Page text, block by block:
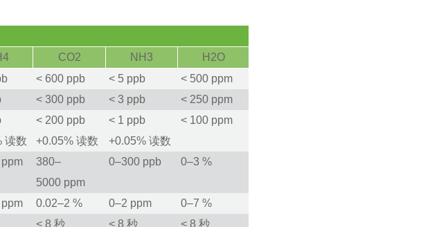
4 CO2 NH 3 H 2O
< 600 ppb < 5 ppb < 500 ppm
< 300 ppb < 3 ppb < 250 ppm
读数
< 200 ppb
+0.05% 读数
< 1 ppb
+0.05% 读数
< 100 ppm
ppm
380–
5000 ppm
0–300 ppb 0–3%
ppm 0.02–2 % 0–2 ppm 0–7%
< 8 秒 < 8 秒
< 8 秒